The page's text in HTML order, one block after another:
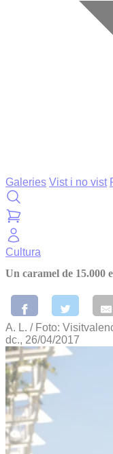
Galeries Vist i no vist
Cultura
Un caramel de 15.000
A. L. / Foto:
dc., 26/04/2017